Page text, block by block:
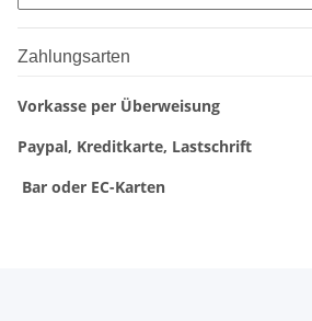
Zahlungsarten
Vorkasse per Überweisung
Paypal, Kreditkarte, Lastschrift
Bar oder EC-Karten